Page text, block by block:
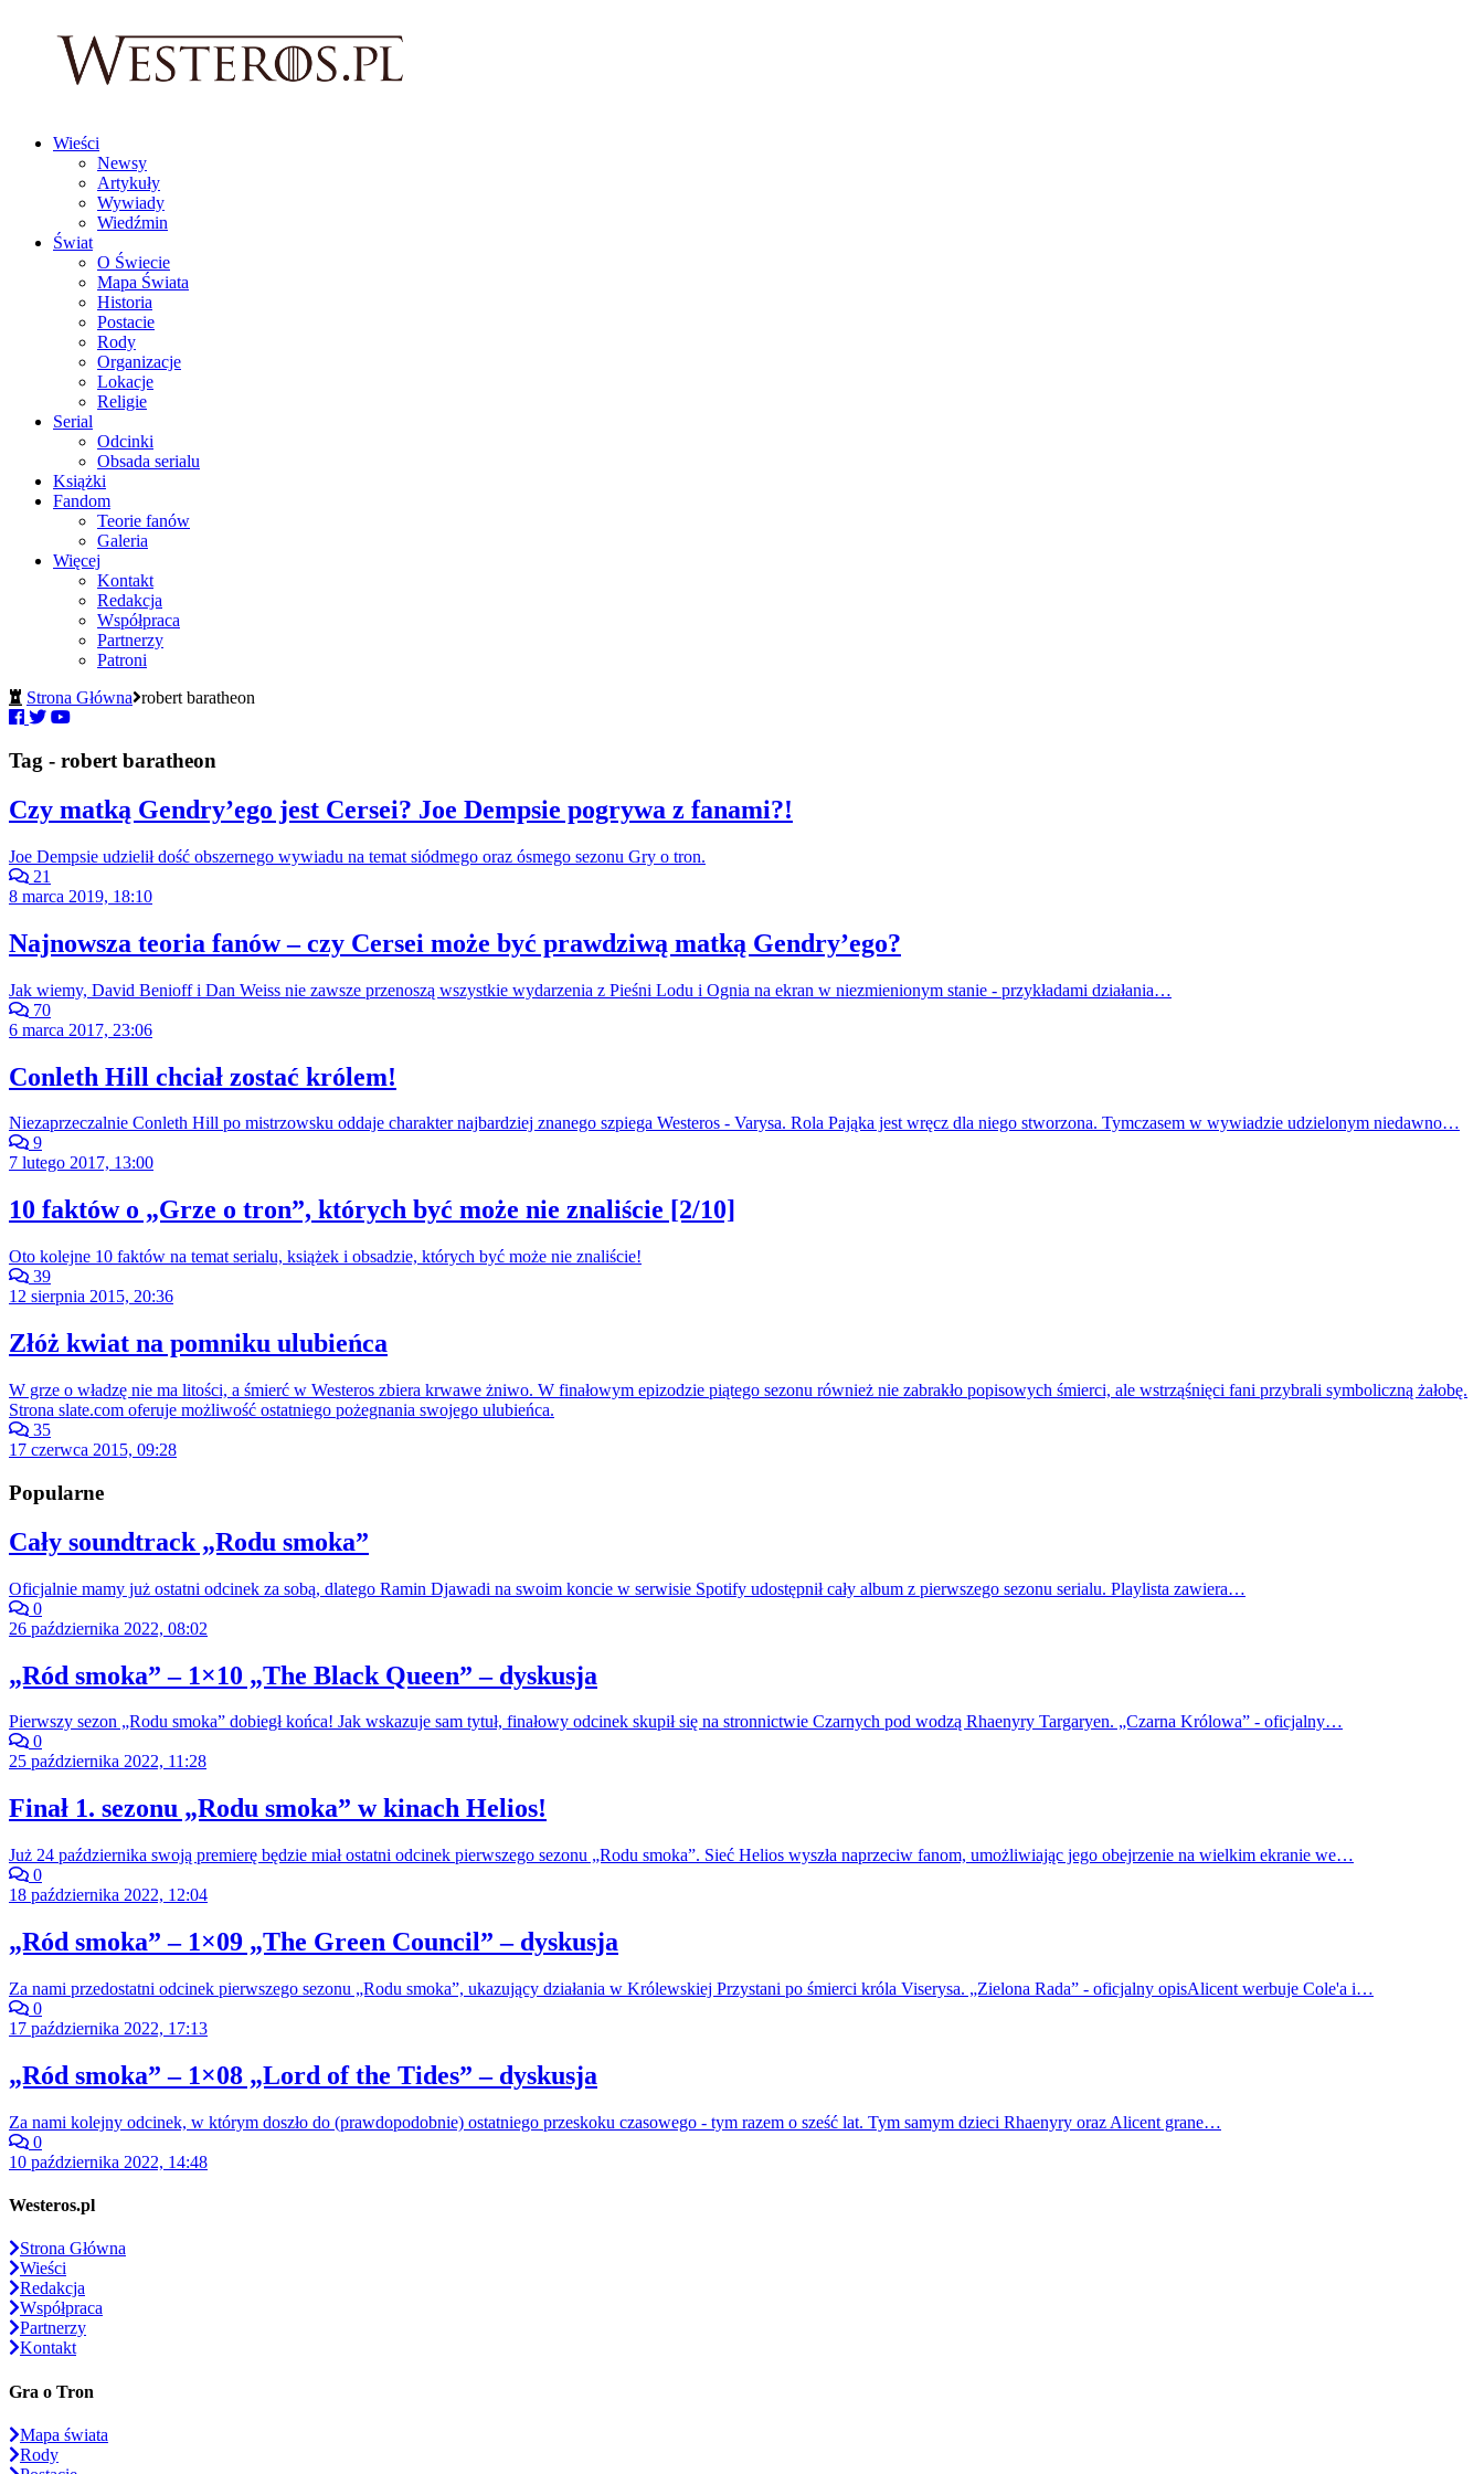
Wieści
Newsy
Artykuły
Wywiady
Wiedźmin
Świat
O Świecie
Mapa Świata
Historia
Postacie
Rody
Organizacje
Lokacje
Religie
Serial
Odcinki
Obsada serialu
Książki
Fandom
Teorie fanów
Galeria
Więcej
Kontakt
Redakcja
Współpraca
Partnerzy
Patroni
Strona Główna robert baratheon
Tag - robert baratheon
Czy matką Gendry’ego jest Cersei? Joe Dempsie pogrywa z fanami?!
Joe Dempsie udzielił dość obszernego wywiadu na temat siódmego oraz ósmego sezonu Gry o tron.
21
8 marca 2019, 18:10
Najnowsza teoria fanów – czy Cersei może być prawdziwą matką Gendry’ego?
Jak wiemy, David Benioff i Dan Weiss nie zawsze przenoszą wszystkie wydarzenia z Pieśni Lodu i Ognia na ekran w niezmienionym stanie - przykładami działania…
70
6 marca 2017, 23:06
Conleth Hill chciał zostać królem!
Niezaprzeczalnie Conleth Hill po mistrzowsku oddaje charakter najbardziej znanego szpiega Westeros - Varysa. Rola Pająka jest wręcz dla niego stworzona. Tymczasem w wywiadzie udzielonym niedawno…
9
7 lutego 2017, 13:00
10 faktów o „Grze o tron”, których być może nie znaliście [2/10]
Oto kolejne 10 faktów na temat serialu, książek i obsadzie, których być może nie znaliście!
39
12 sierpnia 2015, 20:36
Złóż kwiat na pomniku ulubieńca
W grze o władzę nie ma litości, a śmierć w Westeros zbiera krwawe żniwo. W finałowym epizodzie piątego sezonu również nie zabrakło popisowych śmierci, ale wstrząśnięci fani przybrali symboliczną żałobę.
Strona slate.com oferuje możliwość ostatniego pożegnania swojego ulubieńca.
35
17 czerwca 2015, 09:28
Popularne
Cały soundtrack „Rodu smoka”
Oficjalnie mamy już ostatni odcinek za sobą, dlatego Ramin Djawadi na swoim koncie w serwisie Spotify udostępnił cały album z pierwszego sezonu serialu. Playlista zawiera…
0
26 października 2022, 08:02
„Ród smoka” – 1×10 „The Black Queen” – dyskusja
Pierwszy sezon „Rodu smoka” dobiegł końca! Jak wskazuje sam tytuł, finałowy odcinek skupił się na stronnictwie Czarnych pod wodzą Rhaenyry Targaryen. „Czarna Królowa” - oficjalny…
0
25 października 2022, 11:28
Finał 1. sezonu „Rodu smoka” w kinach Helios!
Już 24 października swoją premierę będzie miał ostatni odcinek pierwszego sezonu „Rodu smoka”. Sieć Helios wyszła naprzeciw fanom, umożliwiając jego obejrzenie na wielkim ekranie we…
0
18 października 2022, 12:04
„Ród smoka” – 1×09 „The Green Council” – dyskusja
Za nami przedostatni odcinek pierwszego sezonu „Rodu smoka”, ukazujący działania w Królewskiej Przystani po śmierci króla Viserysa. „Zielona Rada” - oficjalny opisAlicent werbuje Cole'a i…
0
17 października 2022, 17:13
„Ród smoka” – 1×08 „Lord of the Tides” – dyskusja
Za nami kolejny odcinek, w którym doszło do (prawdopodobnie) ostatniego przeskoku czasowego - tym razem o sześć lat. Tym samym dzieci Rhaenyry oraz Alicent grane…
0
10 października 2022, 14:48
Westeros.pl
Strona Główna
Wieści
Redakcja
Współpraca
Partnerzy
Kontakt
Gra o Tron
Mapa świata
Rody